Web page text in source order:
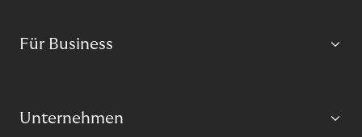
Für Business
Unternehmen